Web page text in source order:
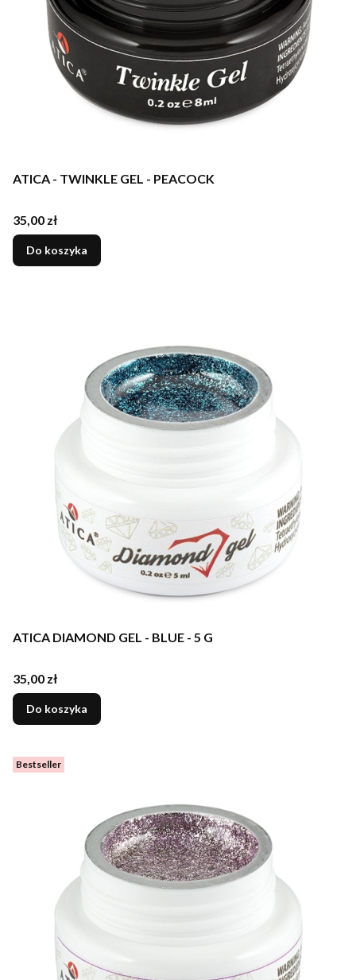
ATICA - TWINKLE GEL - PEACOCK
Cena
35,00 zł
Do koszyka
ATICA DIAMOND GEL - BLUE - 5 G
Cena
35,00 zł
Do koszyka
Bestseller